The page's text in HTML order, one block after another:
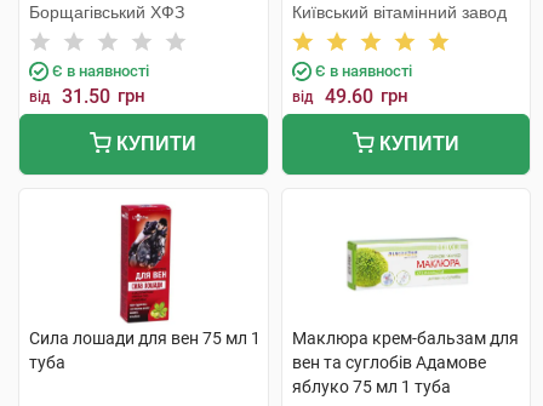
Борщагівський ХФЗ
Є в наявності
від 31.50 грн
КУПИТИ
Київський вітамінний завод
Є в наявності
від 49.60 грн
КУПИТИ
Сила лошади для вен 75 мл 1
туба
Маклюра крем-бальзам для
вен та суглобів Адамове
яблуко 75 мл 1 туба